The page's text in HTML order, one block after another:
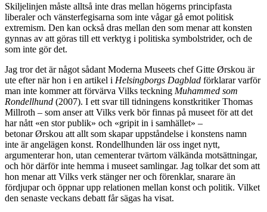
Skiljelinjen måste alltså inte dras mellan högerns principfasta
liberaler och vänsterfegisarna som inte vågar gå emot politisk
extremism. Den kan också dras mellan den som menar att konsten
gynnas av att göras till ett verktyg i politiska symbolstrider, och de
som inte gör det.
Jag tror det är något sådant Moderna Museets chef Gitte Ørskou är
ute efter när hon i en artikel i Helsingborgs Dagblad förklarar varför
man inte kommer att förvärva Vilks teckning Muhammed som
Rondellhund (2007). I ett svar till tidningens konstkritiker Thomas
Millroth – som anser att Vilks verk bör finnas på museet för att det
har nått «en stor publik» och «gripit in i samhället» –
betonar Ørskou att allt som skapar uppståndelse i konstens namn
inte är angelägen konst. Rondellhunden lär oss inget nytt,
argumenterar hon, utan cementerar tvärtom välkända motsättningar,
och hör därför inte hemma i museet samlingar. Jag tolkar det som att
hon menar att Vilks verk stänger ner och förenklar, snarare än
fördjupar och öppnar upp relationen mellan konst och politik. Vilket
den senaste veckans debatt får sägas ha visat.